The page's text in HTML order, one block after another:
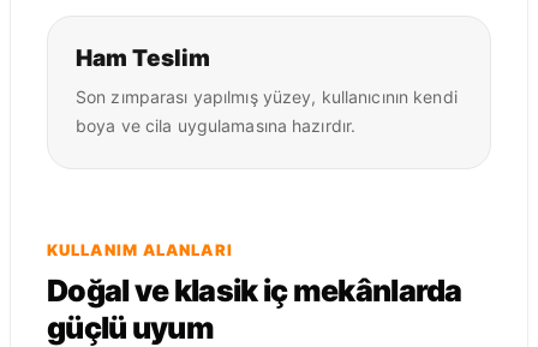
Ham Teslim
Son zımparası yapılmış yüzey, kullanıcının kendi
boya ve cila uygulamasına hazırdır.
KULLANIM ALANLARI
Doğal ve klasik iç mekânlarda
güçlü uyum